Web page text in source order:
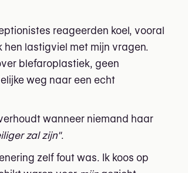
reageerden koel, vooral
lastigviel met mijn vragen.
blefaroplastiek, geen
weg naar een echt
wanneer niemand haar
zal zijn".
zelf fout was. Ik koos op